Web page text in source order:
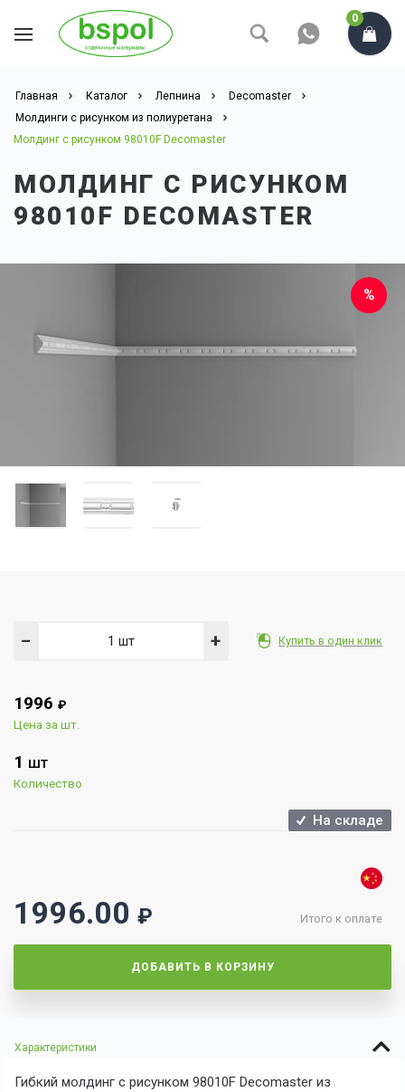
0
Главная Каталог Лепнина
Decomaster
Молдинги с рисунком из полиуретана
Молдинг с рисунком 98010F Decomaster
МОЛДИНГ С РИСУНКОМ
98010F DECOMASTER
Купить в один клик
− +
1996 ₽
Цена за шт.
1 ШТ
Количество
На складе
Итого к оплате
1996.00 ₽
ДОБАВИТЬ В КОРЗИНУ
Характеристики
Гибкий молдинг с рисунком 98010F Decomaster из